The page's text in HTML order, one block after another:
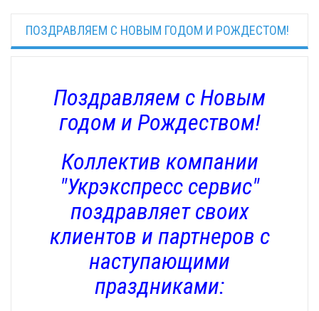
ПОЗДРАВЛЯЕМ С НОВЫМ ГОДОМ И РОЖДЕСТОМ!
Поздравляем с Новым
годом и Рождеством!
Коллектив компании
"Укрэкспресс сервис"
поздравляет своих
клиентов и партнеров с
наступающими
праздниками: